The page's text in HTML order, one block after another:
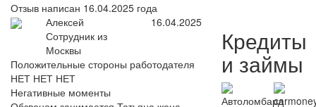
Отзыв написан 16.04.2025 года
Алексей
Сотрудник из
Москвы
16.04.2025
Положительные стороны работодателя
НЕТ НЕТ НЕТ
Негативные моменты
Кредиты
и займы